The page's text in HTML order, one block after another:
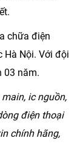
chữa điện
Hà Nội. Với đội
03 năm.
ic nguồn,
điện thoại
chính hãng,